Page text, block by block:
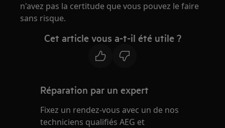
n'avez pas la certitude que vous pouvez le faire
sans risque.
Cet article vous a-t-il été utile ?
Réparation par un expert
Fixez un rendez-vous avec un de nos
techniciens qualifiés AEG et